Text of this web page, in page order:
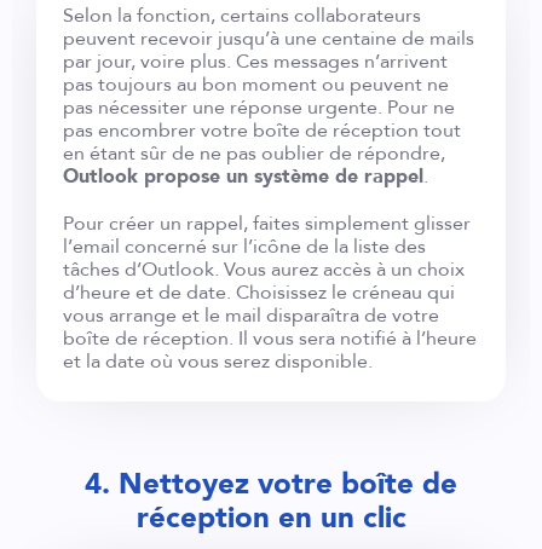
Selon la fonction, certains collaborateurs
peuvent recevoir jusqu’à une centaine de mails
par jour, voire plus. Ces messages n’arrivent
pas toujours au bon moment ou peuvent ne
pas nécessiter une réponse urgente. Pour ne
pas encombrer votre boîte de réception tout
en étant sûr de ne pas oublier de répondre,
Outlook propose un système de rappel.
Pour créer un rappel, faites simplement glisser
l’email concerné sur l’icône de la liste des
tâches d’Outlook. Vous aurez accès à un choix
d’heure et de date. Choisissez le créneau qui
vous arrange et le mail disparaîtra de votre
boîte de réception. Il vous sera notifié à l’heure
et la date où vous serez disponible.
4. Nettoyez votre boîte de
réception en un clic